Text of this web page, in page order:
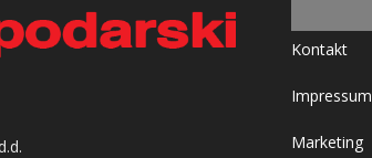
Kontakt
Impressum
Marketing